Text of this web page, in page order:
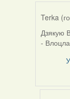
Terka
In
reply
Дзякую
-